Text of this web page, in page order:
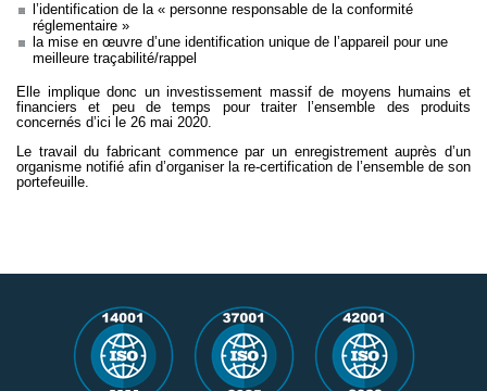
l’identification de la « personne responsable de la conformité
réglementaire »
la mise en œuvre d’une identification unique de l’appareil pour une
meilleure traçabilité/rappel
Elle implique donc un investissement massif de moyens humains et
financiers et peu de temps pour traiter l’ensemble des produits
concernés d’ici le 26 mai 2020.
Le travail du fabricant commence par un enregistrement auprès d’un
organisme notifié afin d’organiser la re-certification de l’ensemble de son
portefeuille.